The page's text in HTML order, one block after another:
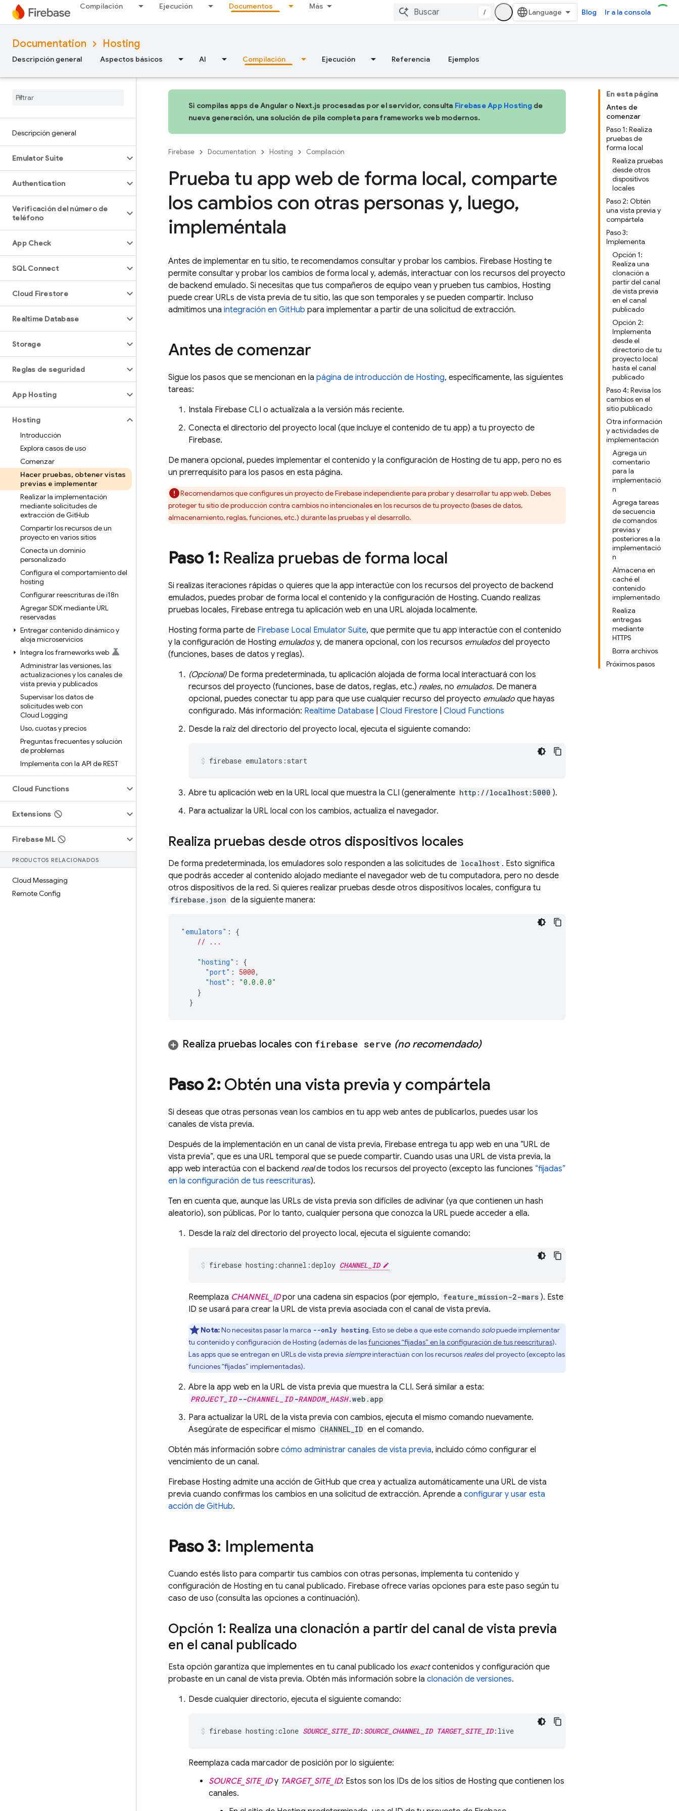
Compilación Ejecución Documentos Más
/ Blog Ir a la consola
Documentation Hosting
Descripción general Aspectos básicos AI Compilación Ejecución Referencia Ejemplos
Descripción general
Emulator Suite
Authentication
Verificación del número de
teléfono
App Check
SQL Connect
Cloud Firestore
Realtime Database
Storage
Reglas de seguridad
App Hosting
Hosting
Introducción
Explora casos de uso
Comenzar
Hacer pruebas, obtener vistas
previas e implementar
Realizar la implementación
mediante solicitudes de
extracción de GitHub
Compartir los recursos de un
proyecto en varios sitios
Conecta un dominio
personalizado
Configura el comportamiento del
hosting
Configurar reescrituras de i18n
Agregar SDK mediante URL
reservadas
Entregar contenido dinámico y
aloja microservicios
Integra los frameworks web
Administrar las versiones,las
actualizaciones y los canales de
vista previa y publicados
Supervisar los datos de
solicitudes web con
Cloud Logging
Uso,cuotas y precios
Preguntas frecuentes y solución
de problemas
Implementa con la API de REST
Cloud Functions
Extensions
Firebase ML
PRODUCTOS RELACIONADOS
Cloud Messaging
Remote Config
En esta página
Antes de
comenzar
Paso 1: Realiza
pruebas de
forma local
Realiza pruebas
desde otros
dispositivos
locales
Paso 2: Obtén
una vista previa y
compártela
Paso 3:
Implementa
Opción 1:
Realiza una
clonación a
partir del canal
de vista previa
en el canal
publicado
Opción 2:
Implementa
desde el
directorio de tu
proyecto local
hasta el canal
publicado
Paso 4: Revisa los
cambios en el
sitio publicado
Otra información
y actividades de
implementación
Agrega un
comentario
para la
implementació
n
Agrega tareas
de secuencia
de comandos
previas y
posteriores a la
implementació
n
Almacena en
caché el
contenido
implementado
Realiza
entregas
mediante
HTTPS
Borra archivos
Próximos pasos
Si compilas apps de Angular o Next.js procesadas por el servidor, consulta Firebase App Hostingde
nueva generación, una solución de pila completa para frameworks web modernos.
Firebase Documentation Hosting Compilación
Prueba tu app web de forma local, comparte
los cambios con otras personas y, luego,
impleméntala
Antes de implementar en tu sitio, te recomendamos consultar y probar los cambios. Firebase Hosting te
permite consultar y probar los cambios de forma local y, además, interactuar con los recursos del proyecto
de backend emulado. Si necesitas que tus compañeros de equipo vean y prueben tus cambios, Hosting
puede crear URLs de vista previa de tu sitio, las que son temporales y se pueden compartir. Incluso
admitimos una integración en GitHub para implementar a partir de una solicitud de extracción.
Antes de comenzar
Sigue los pasos que se mencionan en la página de introducción de Hosting, específicamente, las siguientes
tareas:
Instala Firebase CLI o actualízala a la versión más reciente.
Conecta el directorio del proyecto local (que incluye el contenido de tu app) a tu proyecto de
Firebase.
De manera opcional, puedes implementar el contenido y la configuración de Hosting de tu app, pero no es
un prerrequisito para los pasos en esta página.
Recomendamos que configures un proyecto de Firebase independiente para probar y desarrollar tu app web. Debes
proteger tu sitio de producción contra cambios no intencionales en los recursos de tu proyecto (bases de datos,
almacenamiento, reglas, funciones, etc.) durante las pruebas y el desarrollo.
Paso 1: Realiza pruebas de forma local
Si realizas iteraciones rápidas o quieres que la app interactúe con los recursos del proyecto de backend
emulados, puedes probar de forma local el contenido y la configuración de Hosting. Cuando realizas
pruebas locales, Firebase entrega tu aplicación web en una URL alojada localmente.
Hosting forma parte de Firebase Local Emulator Suite, que permite que tu app interactúe con el contenido
y la configuración de Hosting emuladosy, de manera opcional, con los recursos emuladosdel proyecto
(funciones, bases de datos y reglas).
(Opcional)De forma predeterminada, tu aplicación alojada de forma local interactuará con los
recursos del proyecto (funciones, base de datos, reglas, etc.) reales, no emulados. De manera
opcional, puedes conectar tu app para que use cualquier recurso del proyecto emulado que hayas
configurado. Más información: Realtime Database Cloud Firestore Cloud Functions
Desde la raíz del directorio del proyecto local, ejecuta el siguiente comando:
firebase emulators:start
Abre tu aplicación web en la URL local que muestra la CLI (generalmente http://localhost:5000 ).
Para actualizar la URL local con los cambios, actualiza el navegador.
Realiza pruebas desde otros dispositivos locales
De forma predeterminada, los emuladores solo responden a las solicitudes de localhost . Esto significa
que podrás acceder al contenido alojado mediante el navegador web de tu computadora, pero no desde
otros dispositivos de la red. Si quieres realizar pruebas desde otros dispositivos locales, configura tu
firebase.json de la siguiente manera:
"emulators" :
{
// ...
"hosting" :
{
"port" : 5000,
"host" :
"0.0.0.0"
}
}
Realiza pruebas locales con firebase serve (no recomendado)
Paso 2:Obtén una vista previa y compártela
Si deseas que otras personas vean los cambios en tu app web antes de publicarlos, puedes usar los
canales de vista previa.
Después de la implementación en un canal de vista previa, Firebase entrega tu app web en una “URL de
vista previa”, que es una URL temporal que se puede compartir. Cuando usas una URL de vista previa, la
app web interactúa con el backend realde todos los recursos del proyecto (excepto las funciones “fijadas”
en la configuración de tus reescrituras).
Ten en cuenta que, aunque las URLs de vista previa son difíciles de adivinar (ya que contienen un hash
aleatorio), son públicas. Por lo tanto, cualquier persona que conozca la URL puede acceder a ella.
Desde la raíz del directorio del proyecto local, ejecuta el siguiente comando:
firebase hosting:channel:deploy CHANNEL_ID
Reemplaza CHANNEL_IDpor una cadena sin espacios (por ejemplo, feature_mission-2-mars ). Este
ID se usará para crear la URL de vista previa asociada con el canal de vista previa.
Nota:No necesitas pasar la marca --only hosting. Esto se debe a que este comando solopuede implementar
tu contenido y configuración deHosting (además de lasfunciones “fijadas” en la configuración de tus reescrituras).
Las apps que se entregan en URLs de vista previa siempreinteractúan con los recursos realesdel proyecto (excepto las
funciones “fijadas” implementadas).
Abre la app web en la URL de vista previa que muestra la CLI. Será similar a esta:
PROJECT_ID--CHANNEL_ID-RANDOM_HASH.web.app
Para actualizar la URL de la vista previa con cambios, ejecuta el mismo comando nuevamente.
Asegúrate de especificar el mismo CHANNEL_ID en el comando.
Obtén más información sobre cómo administrar canales de vista previa, incluido cómo configurar el
vencimiento de un canal.
Firebase Hosting admite una acción de GitHub que crea y actualiza automáticamente una URL de vista
previa cuando confirmas los cambios en una solicitud de extracción. Aprende a configurar y usar esta
acción de GitHub.
Paso 3: Implementa
Cuando estés listo para compartir tus cambios con otras personas, implementa tu contenido y
configuración de Hosting en tu canal publicado. Firebase ofrece varias opciones para este paso según tu
caso de uso (consulta las opciones a continuación).
Opción 1: Realiza una clonación a partir del canal de vista previa
en el canal publicado
Esta opción garantiza que implementes en tu canal publicado los exactcontenidos y configuración que
probaste en un canal de vista previa. Obtén más información sobre la clonación de versiones.
Desde cualquier directorio, ejecuta el siguiente comando:
firebase hosting:clone SOURCE_SITE_ID: SOURCE_CHANNEL_ID TARGET_SITE_ID:live
Reemplaza cada marcador de posición por lo siguiente:
SOURCE_SITE_IDy TARGET_SITE_ID: Estos son los IDs de los sitios de Hosting que contienen los
canales.